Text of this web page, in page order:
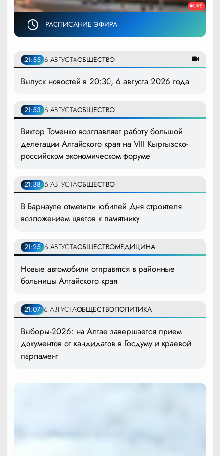
РАСПИСАНИЕ ЭФИРА
21:55 6 АВГУСТАОБЩЕСТВО
Выпуск новостей в 20:30, 6 августа 2026 года
21:53 6 АВГУСТАОБЩЕСТВО
Виктор Томенко возглавляет работу большой
делегации Алтайского края на VIII Кыргызско-
российском экономическом форуме
21:38 6 АВГУСТАОБЩЕСТВО
В Барнауле отметили юбилей Дня строителя
возложением цветов к памятнику
21:25 6 АВГУСТАОБЩЕСТВОМЕДИЦИНА
Новые автомобили отправятся в районные
больницы Алтайского края
21:07 6 АВГУСТАОБЩЕСТВОПОЛИТИКА
Выборы-2026: на Алтае завершается прием
документов от кандидатов в Госдуму и краевой
парламент